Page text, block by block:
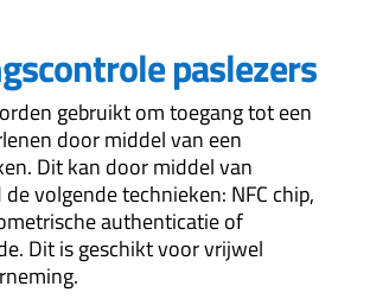
paslezers
gebruikt om toegang tot een
door middel van een
Dit kan door middel van
volgende technieken: NFC chip,
authenticatie of
Dit is geschikt voor vrijwel